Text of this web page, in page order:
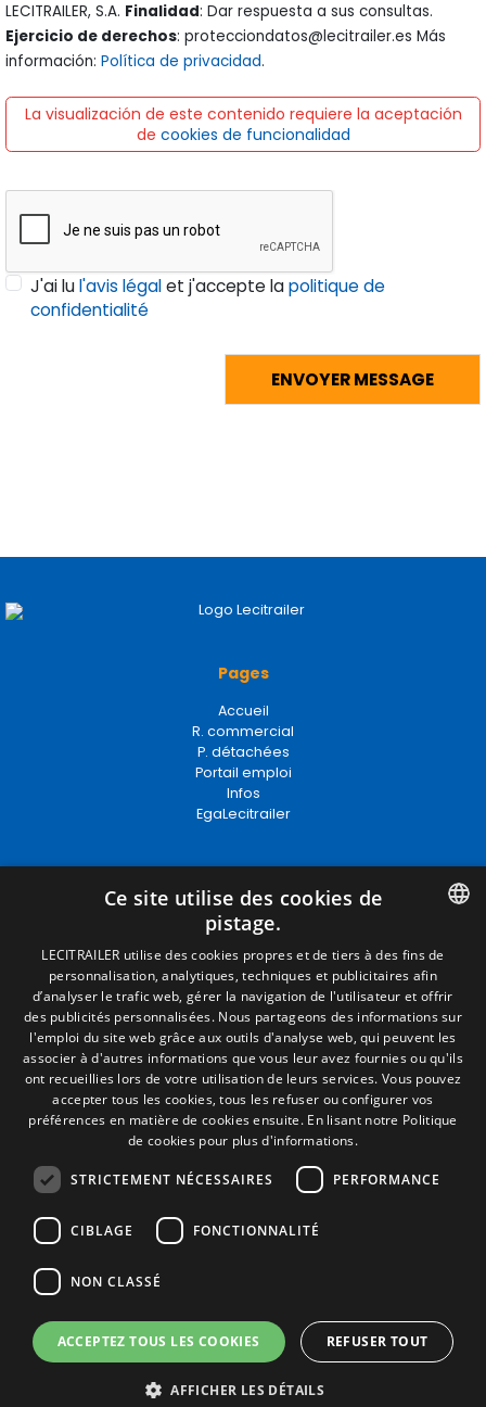
LECITRAILER, S.A. Finalidad: Dar respuesta a sus consultas.
Ejercicio de derechos: protecciondatos@lecitrailer.es Más
información: Política de privacidad.
La visualización de este contenido requiere la aceptación
de cookies de funcionalidad
J'ai lul'avis légalet j'accepte lapolitique de
confidentialité
Pages
Accueil
R. commercial
P. détachées
Portail emploi
Infos
EgaLecitrailer
Mentions Légales
Politique de Cookies
Conditions générales de vente
Gérer les cookies
Contact
Camino de los Huertos, S/N. Apdo 100
50620 - Casetas (Zaragoza) SPAIN
+(34) 976 462 121
© Lecitrailer S.A. 2026
SPANISH
ENGLISH
FRENCH
ITALIAN
PORTUGUESE
Ce site utilise des cookies de
pistage.
LECITRAILER utilise des cookies propres et de tiers à des fins de
personnalisation, analytiques, techniques et publicitaires afin
d’analyser le trafic web, gérer la navigation de l'utilisateur et offrir
des publicités personnalisées. Nous partageons des informations sur
l'emploi du site web grâce aux outils d'analyse web, qui peuvent les
associer à d'autres informations que vous leur avez fournies ou qu'ils
ont recueillies lors de votre utilisation de leurs services. Vous pouvez
accepter tous les cookies, tous les refuser ou configurer vos
préférences en matière de cookies ensuite. En lisant notre Politique
de cookies pour plus d'informations.
STRICTEMENT NÉCESSAIRES PERFORMANCE
CIBLAGE FONCTIONNALITÉ
NON CLASSÉ
ACCEPTEZ TOUS LES COOKIES REFUSER TOUT
AFFICHER LES DÉTAILS